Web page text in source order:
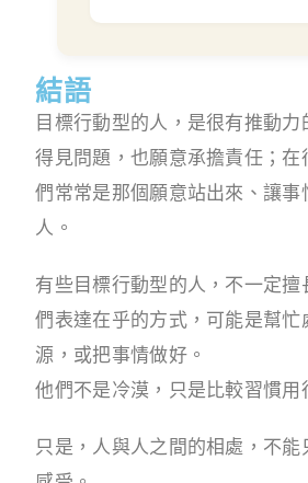
結語
目標行動型的人，是很有推動
得見問題，也願意承擔責任；
們常常是那個願意站出來、讓事
人。
有些目標行動型的人，不一定
們表達在乎的方式，可能是幫忙
源，或把事情做好。
他們不是冷漠，只是比較習慣用
只是，人與人之間的相處，不能